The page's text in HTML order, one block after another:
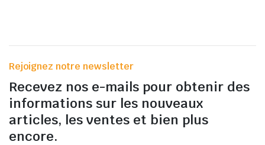
Rejoignez notre newsletter
Recevez nos e-mails pour obtenir des
informations sur les nouveaux
articles, les ventes et bien plus
encore.